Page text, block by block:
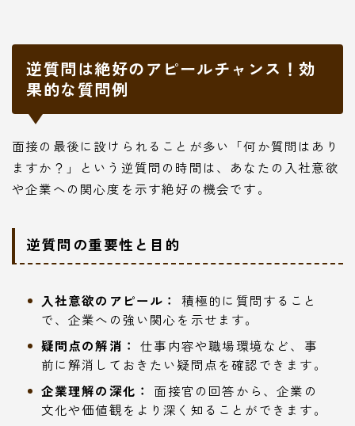
逆質問は絶好のアピールチャンス！効
果的な質問例
面接の最後に設けられることが多い「何か質問はあり
ますか？」という逆質問の時間は、あなたの入社意欲
や企業への関心度を示す絶好の機会です。
逆質問の重要性と目的
入社意欲のアピール：
積極的に質問すること
で、企業への強い関心を示せます。
疑問点の解消： 仕事内容や職場環境など、事
前に解消しておきたい疑問点を確認できます。
企業理解の深化：
面接官の回答から、企業の
文化や価値観をより深く知ることができます。